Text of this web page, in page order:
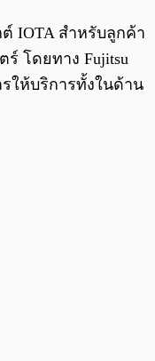
IOTA สำหรับลูกค้า
โดยทาง Fujitsu
รให้บริการทั้งในด้าน